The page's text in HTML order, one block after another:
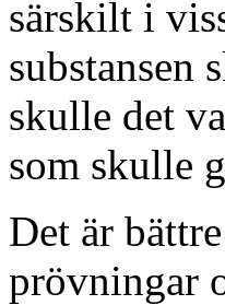
särskilt i
substansen
skulle det
som skulle
Det är
prövningar